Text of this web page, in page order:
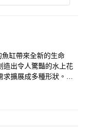
缸帶來全新的生命
造出令人驚豔的水上花
擴展成多種形狀。透
始打造您獨一無二的